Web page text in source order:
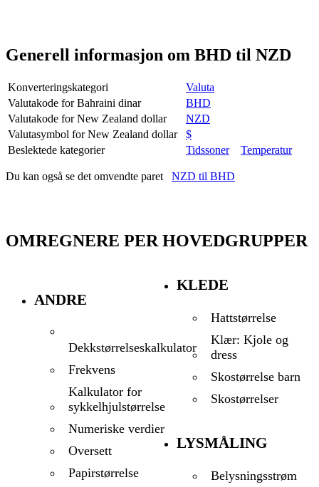
Generell informasjon om BHD til NZD
Konverteringskategori
Valuta
Valutakode for Bahraini dinar
BHD
Valutakode for New Zealand dollar
NZD
Valutasymbol for New Zealand dollar
$
Beslektede kategorier
Tidssoner Temperatur
Du kan også se det omvendte paret NZD til BHD
OMREGNERE PER HOVEDGRUPPER
ANDRE
Dekkstørrelseskalkulator
Frekvens
Kalkulator for
sykkelhjulstørrelse
Numeriske verdier
Oversett
Papirstørrelse
KLEDE
Hattstørrelse
Klær: Kjole og
dress
Skostørrelse barn
Skostørrelser
LYSMÅLING
Belysningsstrøm